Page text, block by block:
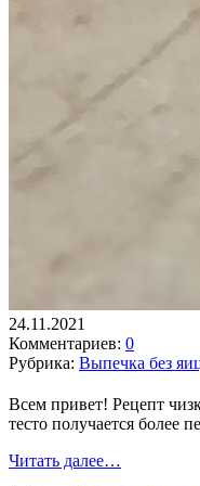
24.11.2021
Комментариев: 0
Рубрика: Выпечка без
Всем привет! Рецепт
тесто получается более
Читать далее…